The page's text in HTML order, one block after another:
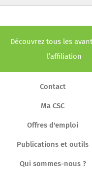
Découvrez tous les
l’affiliation
Contact
Ma CSC
Offres d'emploi
Publications et outils
Qui sommes-nous ?